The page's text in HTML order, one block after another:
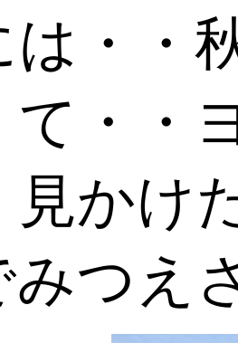
は・・
て・・
見かけ
みつえ